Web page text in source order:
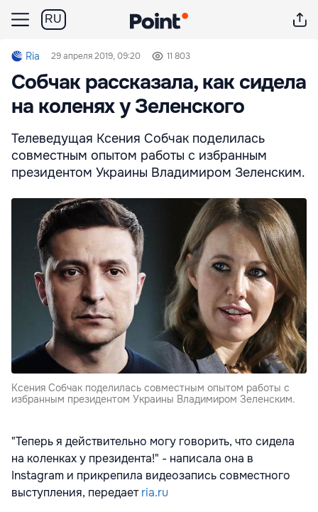
RU
Ria 29 апреля 2019, 09:20 11 803
Собчак рассказала, как сидела
на коленях у Зеленского
Телеведущая Ксения Собчак поделилась
совместным опытом работы с избранным
президентом Украины Владимиром Зеленским.
Ксения Собчак поделилась совместным опытом работы с
избранным президентом Украины Владимиром Зеленским.
"Теперь я действительно могу говорить, что сидела
на коленках у президента!" - написала она в
Instagram и прикрепила видеозапись совместного
выступления, передаетria.ru